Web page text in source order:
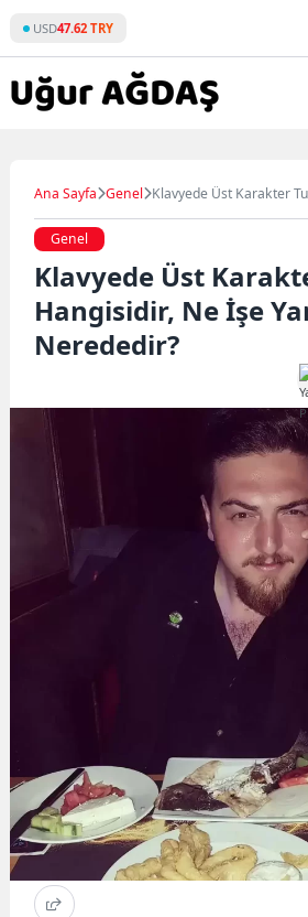
content
USD47.62 TRY
Ana Sayfa Genel Klavyede Üst Karakter
Genel
Klavyede Üst
Hangisidir, Ne İşe
Nerededir?